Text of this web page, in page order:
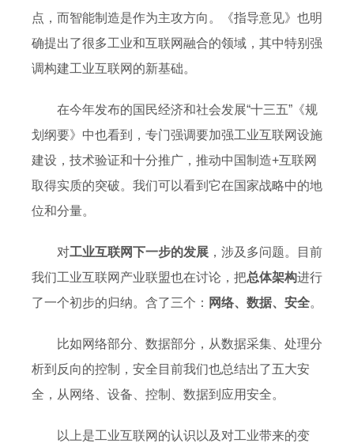
点，而智能制造是作为主攻方向。《指导意见》也明
确提出了很多工业和互联网融合的领域，其中特别强
调构建工业互联网的新基础。
在今年发布的国民经济和社会发展“十三五”《规
划纲要》中也看到，专门强调要加强工业互联网设施
建设，技术验证和十分推广，推动中国制造+互联网
取得实质的突破。我们可以看到它在国家战略中的地
位和分量。
对工业互联网下一步的发展 ，涉及多问题。目前
我们工业互联网产业联盟也在讨论，把总体架构进行
了一个初步的归纳。含了三个： 网络、数据、安全。
比如网络部分、数据部分，从数据采集、处理分
析到反向的控制，安全目前我们也总结出了五大安
全，从网络、设备、控制、数据到应用安全。
以上是工业互联网的认识以及对工业带来的变